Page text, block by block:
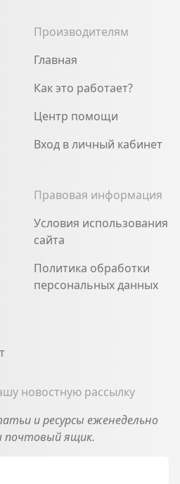
Производителям
Главная
Как это работает?
Центр помощи
Вход в личный кабинет
Правовая информация
Условия использования
сайта
Политика обработки
персональных данных
новостную рассылку
и ресурсы еженедельно
ящик.